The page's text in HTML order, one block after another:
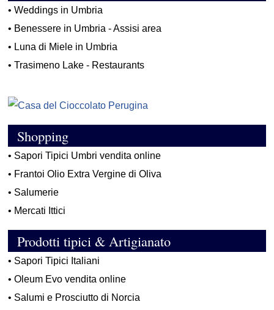
•Weddings in Umbria
• Benessere in Umbria - Assisi area
• Luna di Miele in Umbria
•Trasimeno Lake - Restaurants
Shopping
• Sapori Tipici Umbri vendita online
• Frantoi Olio Extra Vergine di Oliva
• Salumerie
• Mercati Ittici
Prodotti tipici & Artigianato
• Sapori Tipici Italiani
•Oleum Evo vendita online
• Salumi e Prosciutto di Norcia